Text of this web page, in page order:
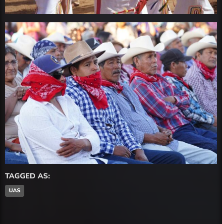
TAGGED AS:
UAS